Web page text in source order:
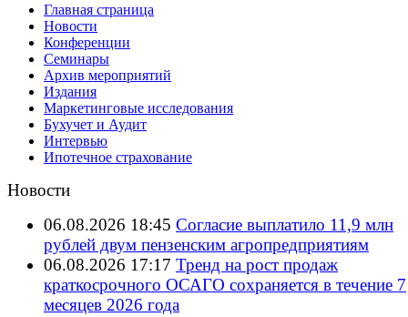
Главная страница
Новости
Конференции
Семинары
Архив мероприятий
Издания
Маркетинговые исследования
Бухучет и Аудит
Интервью
Ипотечное страхование
Новости
06.08.2026 18:45 Согласие выплатило 11,9 млн
рублей двум пензенским агропредприятиям
06.08.2026 17:17 Тренд на рост продаж
краткосрочного ОСАГО сохраняется в течение 7
месяцев 2026 года